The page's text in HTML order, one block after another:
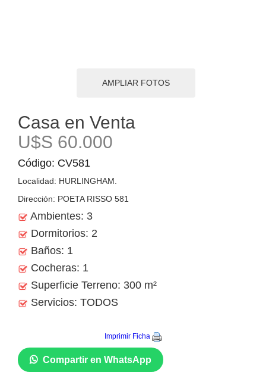
AMPLIAR FOTOS
Casa en Venta
U$S 60.000
Código: CV581
Localidad: HURLINGHAM.
Dirección: POETA RISSO 581
Ambientes: 3
Dormitorios: 2
Baños: 1
Cocheras: 1
Superficie Terreno: 300 m²
Servicios: TODOS
Imprimir Ficha
Compartir en WhatsApp